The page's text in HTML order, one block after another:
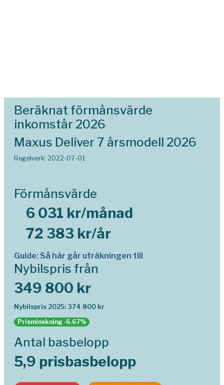
Beräknat förmånsvärde
inkomstår 2026
Maxus Deliver 7 årsmodell 2026
Regelverk: 2022-07-01
Förmånsvärde
6 031 kr/månad
72 383 kr/år
Guide: Så här går uträkningen till
Nybilspris från
349 800 kr
Nybilspris 2025: 374 800 kr
Prisminskning -6.67%
Antal basbelopp
5,9 prisbasbelopp